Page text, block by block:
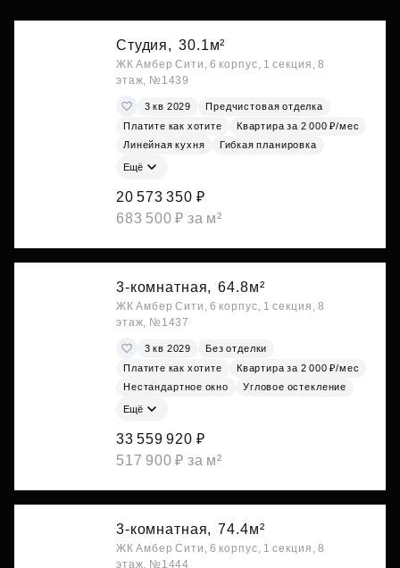
Студия, 30.1м²
ЖК Амбер Сити, 6 корпус, 1 секция, 8
этаж, №1439
3 кв 2029
Предчистовая отделка
Платите как хотите
Квартира за 2 000 ₽/мес
Линейная кухня
Гибкая планировка
Ещё
20 573 350 ₽
683 500 ₽ за м²
3-комнатная, 64.8м²
ЖК Амбер Сити, 6 корпус, 1 секция, 8
этаж, №1437
3 кв 2029
Без отделки
Платите как хотите
Квартира за 2 000 ₽/мес
Нестандартное окно
Угловое остекление
Ещё
33 559 920 ₽
517 900 ₽ за м²
3-комнатная, 74.4м²
ЖК Амбер Сити, 6 корпус, 1 секция, 8
этаж, №1444